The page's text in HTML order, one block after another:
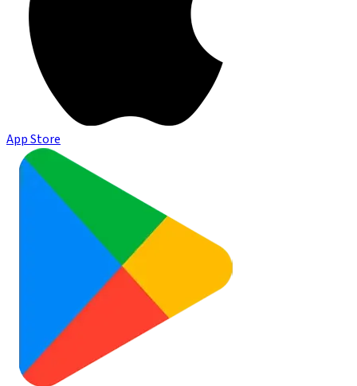
App Store